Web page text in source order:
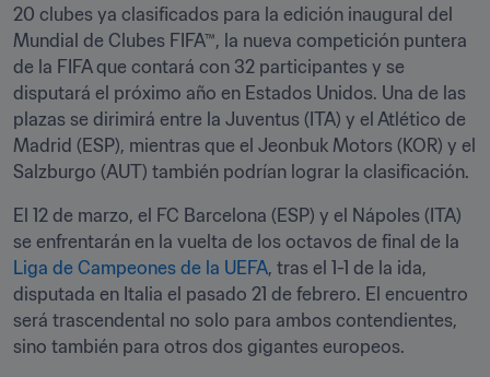
20 clubes ya clasificados para la edición inaugural del
Mundial de Clubes FIFA™, la nueva competición puntera
de la FIFA que contará con 32 participantes y se
disputará el próximo año en Estados Unidos. Una de las
plazas se dirimirá entre la Juventus (ITA) y el Atlético de
Madrid (ESP), mientras que el Jeonbuk Motors (KOR) y el
Salzburgo (AUT) también podrían lograr la clasificación.
El 12 de marzo, el FC Barcelona (ESP) y el Nápoles (ITA)
Liga de Campeones de la UEFA, tras el 1-1 de la ida,
disputada en Italia el pasado 21 de febrero. El encuentro
será trascendental no solo para ambos contendientes,
sino también para otros dos gigantes europeos.